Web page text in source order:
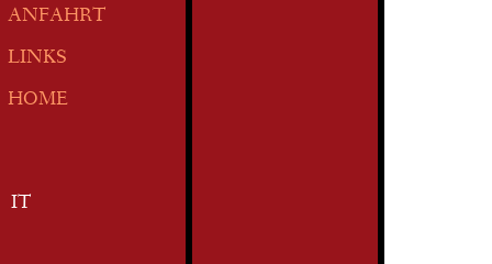
ANFAHRT
LINKS
HOME
IT